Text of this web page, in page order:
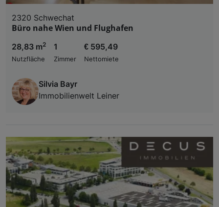
2320 Schwechat
Büro nahe Wien und Flughafen
28,83 m2
Nutzfläche
1
Zimmer
€ 595,49
Nettomiete
Silvia Bayr
Immobilienwelt Leiner